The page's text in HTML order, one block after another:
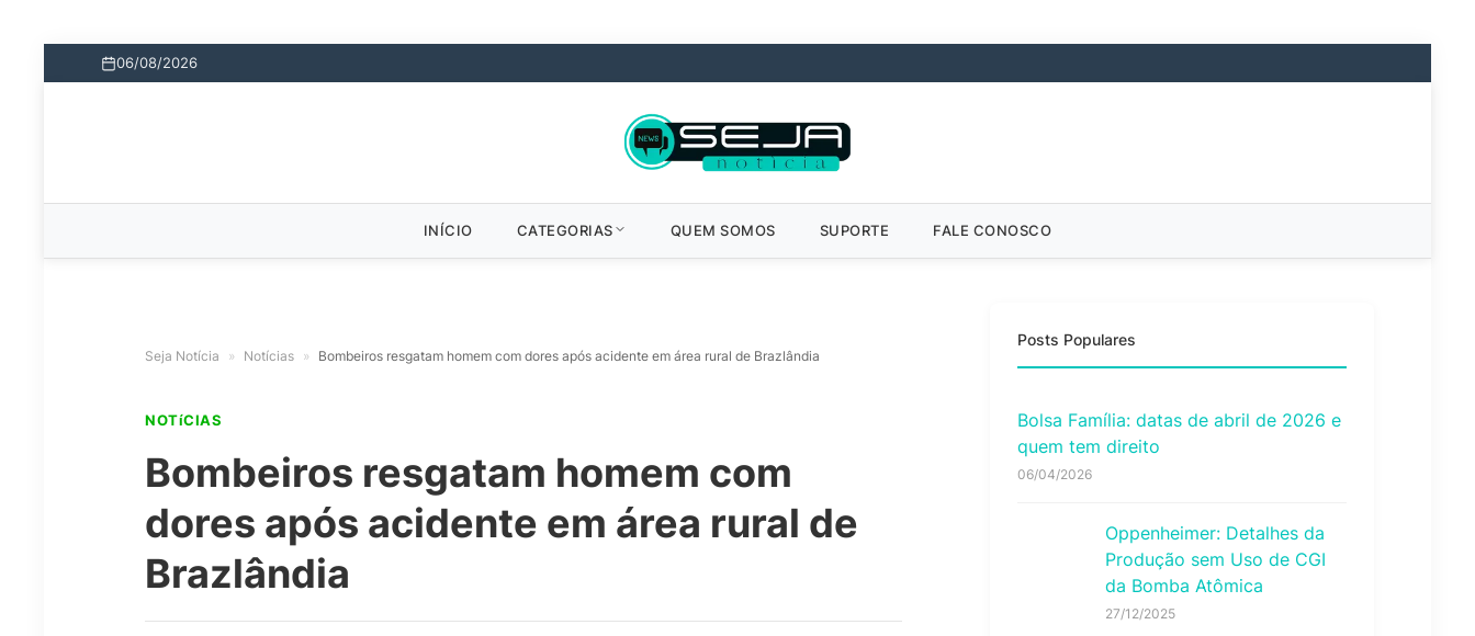
06/08/2026
INÍCIO CATEGORIAS QUEM SOMOS SUPORTE FALE CONOSCO
Seja Notícia » Notícias » Bombeiros resgatam homem com dores após acidente em área rural de Brazlândia
NOTíCIAS
Bombeiros resgatam homem com
dores após acidente em área rural de
Brazlândia
Posts Populares
Bolsa Família: datas de abril de 2026 e
quem tem direito
06/04/2026
Oppenheimer: Detalhes da
Produção sem Uso de CGI
da Bomba Atômica
27/12/2025